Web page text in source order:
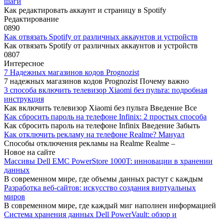
Как редактировать аккаунт и страницу в Spotify
Редактирование
0890
Как отвязать Spotify от различных аккаунтов и устройств
Как отвязать Spotify от различных аккаунтов и устройств
0807
Интересное
7 Надежных магазинов кодов Prognozist
7 надежных магазинов кодов Prognozist Почему важно
3 способа включить телевизор Xiaomi без пульта: подробная
инструкция
Как включить телевизор Xiaomi без пульта Введение Все
Как сбросить пароль на телефоне Infinix: 2 простых способа
Как сбросить пароль на телефоне Infinix Введение Забыть
Как отключить рекламу на телефоне Realme? Мануал
Способы отключения рекламы на Realme Realme –
Новое на сайте
Массивы Dell EMC PowerStore 1000T: инновации в хранении
данных
В современном мире, где объемы данных растут с каждым
Разработка веб-сайтов: искусство создания виртуальных
миров
В современном мире, где каждый миг наполнен информацией
Система хранения данных Dell PowerVault: обзор и